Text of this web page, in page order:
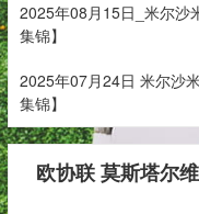
2025年08月15日_米尔沙
集锦】
2025年07月24日 米尔沙
集锦】
欧协联 莫斯塔尔